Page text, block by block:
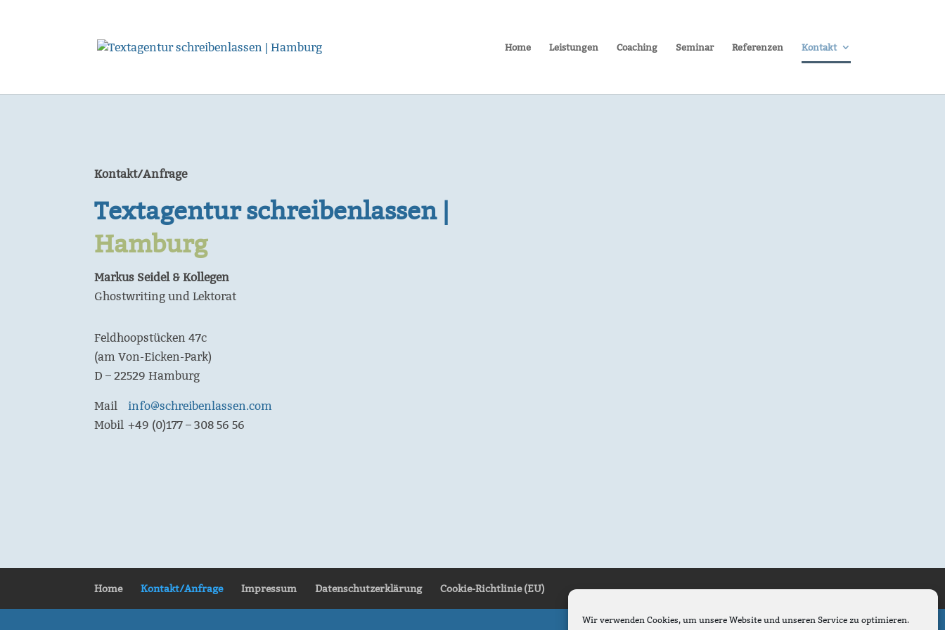
Wir verwenden Cookies, um unsere Website und unseren Service zu optimieren.
Home Leistungen Coaching Seminar Referenzen Kontakt
Kontakt/Anfrage
Textagentur schreibenlassen |
Hamburg
Markus Seidel & Kollegen
Ghostwriting und Lektorat
Feldhoopstücken 47c
(am Von-Eicken-Park)
D – 22529 Hamburg
Mail
info@schreibenlassen.com
Mobil +49 (0)177 – 308 56 56
Home Kontakt/Anfrage Impressum Datenschutzerklärung Cookie-Richtlinie (EU)